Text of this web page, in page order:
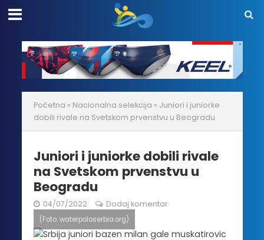
Početna » Nacionalna selekcija » Juniori i juniorke
dobili rivale na Svetskom prvenstvu u Beogradu
Juniori i juniorke dobili rivale
na Svetskom prvenstvu u
Beogradu
04/07/2022 Dodaj komentar
(Foto: waterpoloserbia.org)